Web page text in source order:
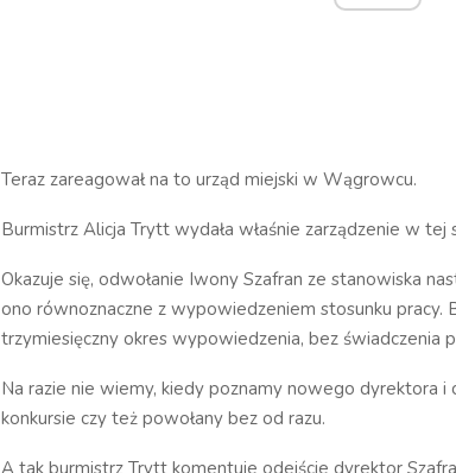
Teraz zareagował na to urząd miejski w Wągrowcu.
Burmistrz Alicja Trytt wydała właśnie zarządzenie w tej
Okazuje się, odwołanie Iwony Szafran ze stanowiska
ono równoznaczne z wypowiedzeniem stosunku pracy.
trzymiesięczny okres wypowiedzenia, bez świadczenia
Na razie nie wiemy, kiedy poznamy nowego dyrektora i
konkursie czy też powołany bez od razu.